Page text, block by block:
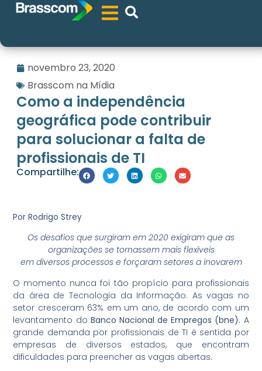
novembro 23, 2020
Brasscom na Mídia
Como a independência
geográfica pode contribuir
para solucionar a falta de
profissionais de TI
Compartilhe:
Por Rodrigo Strey
Os desafios que surgiram em 2020 exigiram que as
organizações se tornassem mais flexíveis
em diversos processos e forçaram setores a inovarem
O momento nunca foi tão propício para profissionais
da área de Tecnologia da Informação. As vagas no
setor cresceram 63% em um ano, de acordo com um
levantamento do Banco Nacional de Empregos (bne). A
grande demanda por profissionais de TI é sentida por
empresas de diversos estados, que encontram
dificuldades para preencher as vagas abertas.